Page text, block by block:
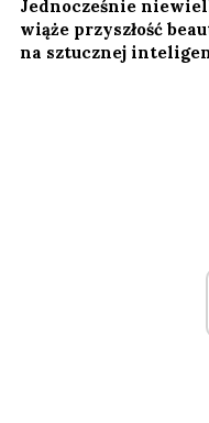
Jednocześnie
wiąże przyszłość
na sztucznej